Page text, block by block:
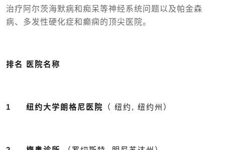
治疗阿尔茨海默病和痴呆等神经系统问题以及帕金森
病、多发性硬化症和癫痫的顶尖医院。
排名 医院名称
1 纽约大学朗格尼医院 （ 纽约, 纽约州）